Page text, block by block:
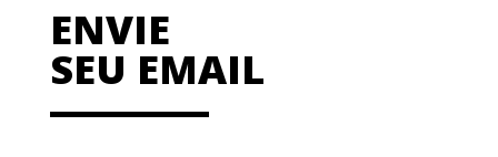
ENVIE
SEU EMAIL